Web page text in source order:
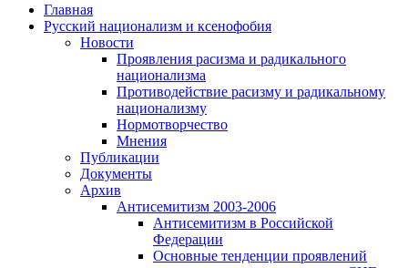
Главная
Русский национализм и ксенофобия
Новости
Проявления расизма и радикального
национализма
Противодействие расизму и радикальному
национализму
Нормотворчество
Мнения
Публикации
Документы
Архив
Антисемитизм 2003-2006
Антисемитизм в Российской
Федерации
Основные тенденции проявлений